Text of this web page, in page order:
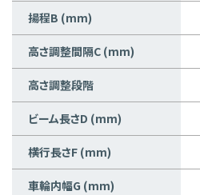
揚程B (mm)
高さ調整間隔C (mm)
高さ調整段階
ビーム長さD (mm)
横行長さF (mm)
車輪内幅G (mm)